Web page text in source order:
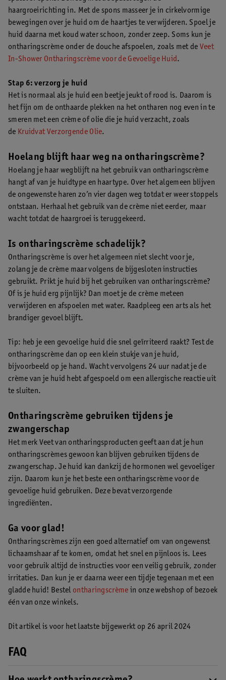
haargroeirichting in. Met de spons masseer je in cirkelvormige
bewegingen over je huid om de haartjes te verwijderen. Spoel je
huid daarna met koud water schoon, zonder zeep. Soms kun je
ontharingscrème onder de douche afspoelen, zoals met de Veet
In-Shower Ontharingscrème voor de Gevoelige Huid.
Stap 6: verzorg je huid
Het is normaal als je huid een beetje jeukt of rood is. Daarom is
het fijn om de onthaarde plekken na het ontharen nog even in te
smeren met een crème of olie die je huid verzacht, zoals
de Kruidvat Verzorgende Olie.
Hoelang blijft haar weg na ontharingscrème?
Hoelang je haar wegblijft na het gebruik van ontharingscrème
hangt af van je huidtype en haartype. Over het algemeen blijven
de ongewenste haren zo’n vier dagen weg totdat er weer stoppels
ontstaan. Herhaal het gebruik van de crème niet eerder, maar
wacht totdat de haargroei is teruggekeerd.
Is ontharingscrème schadelijk?
Ontharingscrème is over het algemeen niet slecht voor je,
zolang je de crème maar volgens de bijgesloten instructies
gebruikt. Prikt je huid bij het gebruiken van ontharingscrème?
Of is je huid erg pijnlijk? Dan moet je de crème meteen
verwijderen en afspoelen met water. Raadpleeg een arts als het
brandiger gevoel blijft.
Tip: heb je een gevoelige huid die snel geïrriteerd raakt? Test de
ontharingscrème dan op een klein stukje van je huid,
bijvoorbeeld op je hand. Wacht vervolgens 24 uur nadat je de
crème van je huid hebt afgespoeld om een allergische reactie uit
te sluiten.
Ontharingscrème gebruiken tijdens je
zwangerschap
Het merk Veet van ontharingsproducten geeft aan dat je hun
ontharingscrèmes gewoon kan blijven gebruiken tijdens de
zwangerschap. Je huid kan dankzij de hormonen wel gevoeliger
zijn. Daarom kun je het beste een ontharingscrème voor de
gevoelige huid gebruiken. Deze bevat verzorgende
ingrediënten.
Ga voor glad!
Ontharingscrèmes zijn een goed alternatief om van ongewenst
lichaamshaar af te komen, omdat het snel en pijnloos is. Lees
voor gebruik altijd de instructies voor een veilig gebruik, zonder
irritaties. Dan kun je er daarna weer een tijdje tegenaan met een
gladde huid! Bestel ontharingscrème in onze webshop of bezoek
één van onze winkels.
Dit artikel is voor het laatste bijgewerkt op 26 april 2024
FAQ